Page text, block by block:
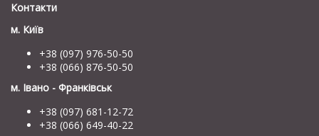
Контакти
м. Київ
+38 (097) 976-50-50
+38 (066) 876-50-50
м. Івано - Франківськ
+38 (097) 681-12-72
+38 (066) 649-40-22